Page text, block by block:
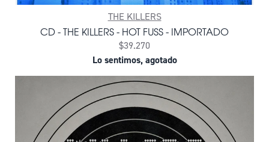
THE KILLERS
CD - THE KILLERS - HOT FUSS - IMPORTADO
$39.270
Lo sentimos, agotado